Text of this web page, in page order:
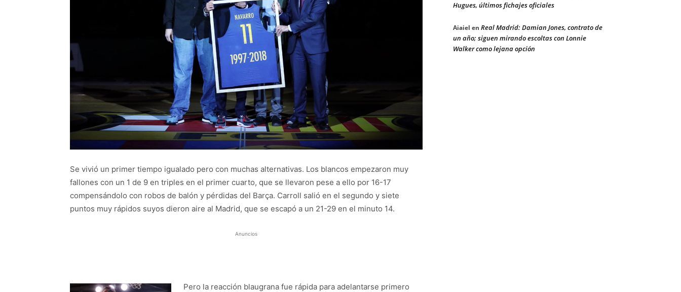
Se vivió un primer tiempo igualado pero con muchas alternativas. Los blancos empezaron muy
fallones con un 1 de 9 en triples en el primer cuarto, que se llevaron pese a ello por 16-17
compensándolo con robos de balón y pérdidas del Barça. Carroll salió en el segundo y siete
puntos muy rápidos suyos dieron aire al Madrid, que se escapó a un 21-29 en el minuto 14.
Anuncios
Pero la reacción blaugrana fue rápida para adelantarse primero
Hugues, últimos fichajes oficiales
Aiaiel en Real Madrid: Damian Jones, contrato de
un año; siguen mirando escoltas con Lonnie
Walker como lejana opción